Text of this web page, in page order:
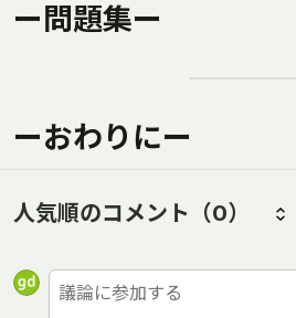
ー問題集ー
ーおわりにー
人気順のコメント （0）